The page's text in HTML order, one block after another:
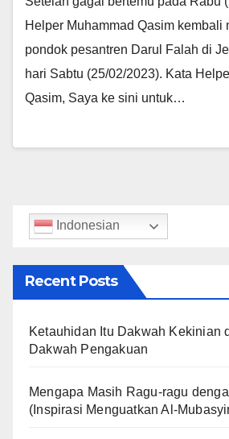
Helper Muhammad Qasim kembali
pondok pesantren Darul Falah di
hari Sabtu (25/02/2023). Kata
Qasim, Saya ke sini untuk…
Indonesian
Recent Posts
Ketauhidan Itu Dakwah Kekinian
Dakwah Pengakuan
Mengapa Masih Ragu-ragu
(Inspirasi Menguatkan Al-